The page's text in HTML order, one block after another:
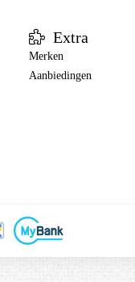
Extra
Merken
Aanbiedingen